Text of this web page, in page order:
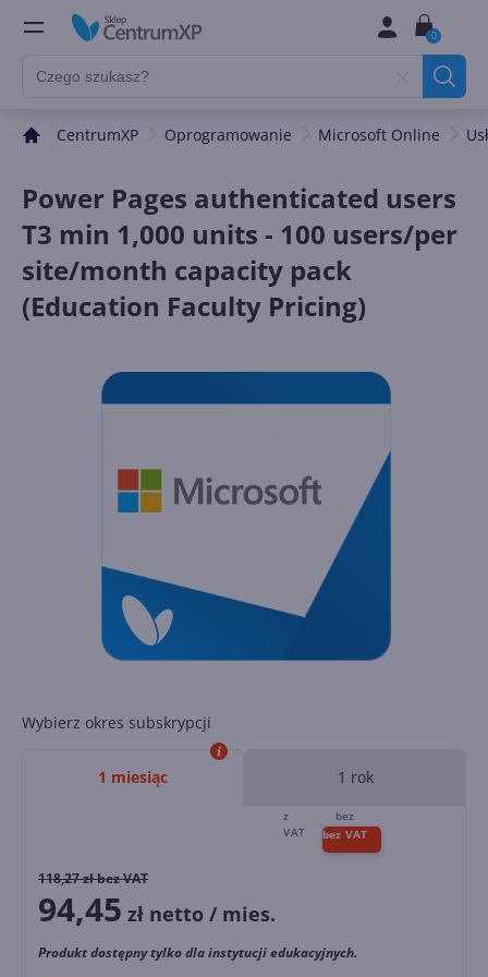
0
CentrumXP Oprogramowanie Microsoft Online
Power Pages authenticated users
T3 min 1,000 units - 100 users/per
site/month capacity pack
(Education Faculty Pricing)
Wybierz okres subskrypcji
1 miesiąc 1 rok
118,27zł bez VAT
94,45 zł netto / mies.
Produkt dostępny tylko dla instytucji edukacyjnych.